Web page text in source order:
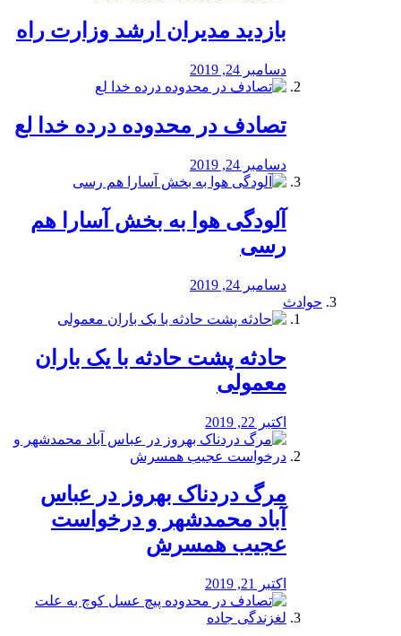
بازدید مدیران ارشد وزارت راه
دسامبر 24, 2019
تصادف در محدوده درده خدا لع
دسامبر 24, 2019
آلودگی هوا به بخش آسارا هم
رسی
دسامبر 24, 2019
حوادث
️حادثه پشت حادثه با یک باران
معمولی
اکتبر 22, 2019
مرگ دردناک بهروز در عباس
آباد محمدشهر و درخواست
عجیب همسرش
اکتبر 21, 2019